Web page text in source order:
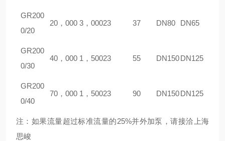
GR200
0/20
20，000 3，00023 37 DN80 DN65
GR200
0/30
40，000 1，50023 55 DN150DN125
GR200
0/40
70，000 1，50023 90 DN150DN125
注：如果流量超过标准流量的25%并外加泵，请接洽上海
思峻